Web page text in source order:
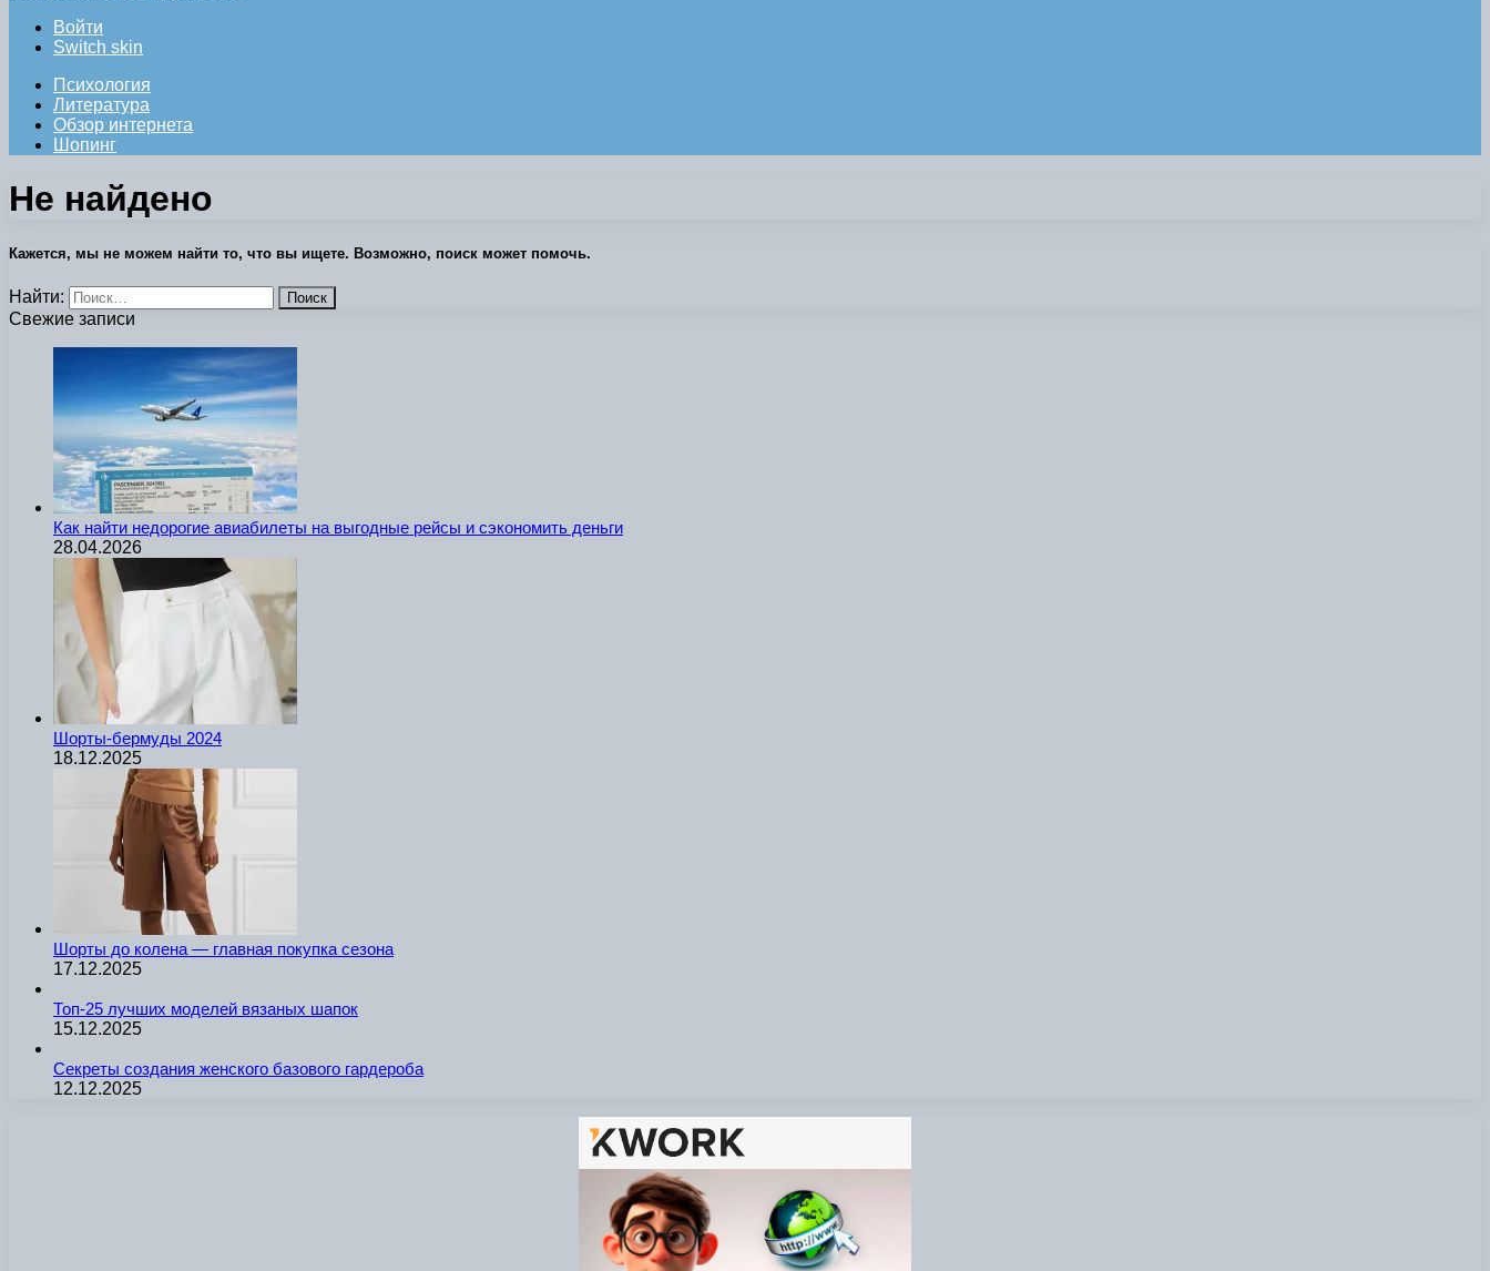
Войти
Switch skin
Психология
Литература
Обзор интернета
Шопинг
Не найдено
Кажется, мы не можем найти то, что вы ищете. Возможно, поиск может помочь.
Найти:
Свежие записи
Как найти недорогие авиабилеты на выгодные рейсы и сэкономить деньги
28.04.2026
Шорты-бермуды 2024
18.12.2025
Шорты до колена — главная покупка сезона
17.12.2025
Топ-25 лучших моделей вязаных шапок
15.12.2025
Секреты создания женского базового гардероба
12.12.2025